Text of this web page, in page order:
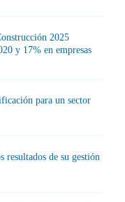
2025
y 17% en empresas
para un sector
resultados de su gestión